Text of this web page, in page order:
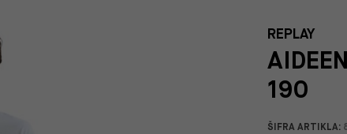
REPLAY
190
ŠIFRA ARTIKLA: